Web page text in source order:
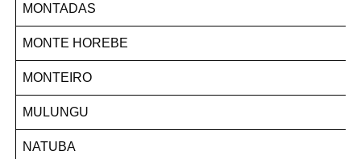
MONTADAS
MONTE HOREBE
MONTEIRO
MULUNGU
NATUBA